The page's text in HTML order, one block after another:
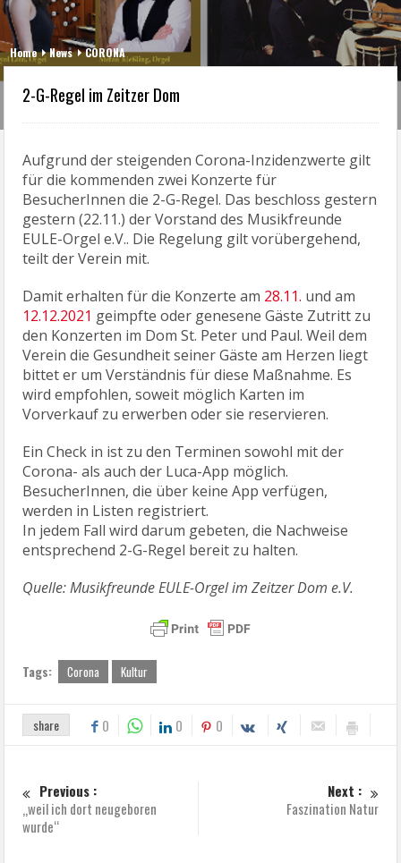
Home News CORONA
2-G-Regel im Zeitzer Dom
Aufgrund der steigenden Corona-Inzidenzwerte gilt
für die kommenden zwei Konzerte für
BesucherInnen die 2-G-Regel. Das beschloss gestern
gestern (22.11.) der Vorstand des Musikfreunde
EULE-Orgel e.V.. Die Regelung gilt vorübergehend,
teilt der Verein mit.
Damit erhalten für die Konzerte am 28.11. und am
12.12.2021 geimpfte oder genesene Gäste Zutritt zu
den Konzerten im Dom St. Peter und Paul. Weil dem
Verein die Gesundheit seiner Gäste am Herzen liegt
bittet er um Verständnis für diese Maßnahme. Es
wird empfohlen, soweit möglich Karten im
Vorverkauf zu erwerben oder sie reservieren.
Ein Check in ist zu den Terminen sowohl mit der
Corona- als auch der Luca-App möglich.
BesucherInnen, die über keine App verfügen,
werden in Listen registriert.
In jedem Fall wird darum gebeten, die Nachweise
entsprechend 2-G-Regel bereit zu halten.
Quelle: Musikfreunde EULE-Orgel im Zeitzer Dom e.V.
Tags: Corona Kultur
share 0 0 0
Previous :
„weil ich dort neugeboren
wurde“
Next :
Faszination Natur